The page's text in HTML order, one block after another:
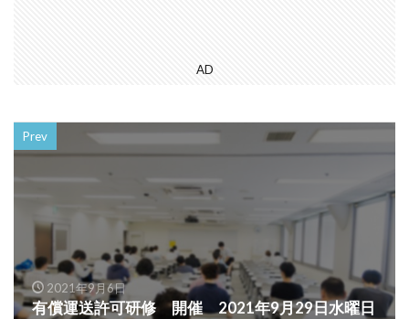
AD
Prev
2021年9月6日
有償運送許可研修 開催 2021年9月29日水曜日